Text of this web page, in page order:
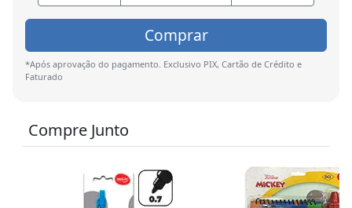
Comprar
*Após aprovação do pagamento. Exclusivo PIX, Cartão de Crédito e
Faturado
Compre Junto